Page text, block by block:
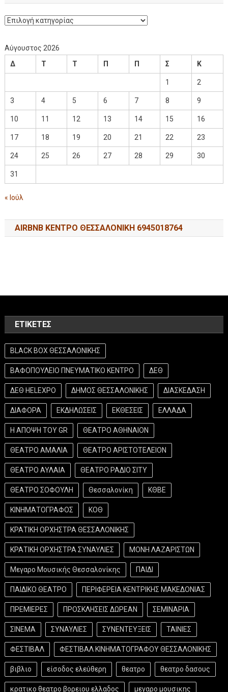
Αύγουστος 2026
Δ
Τ Τ Π Π Σ Κ
1 2
3 4 5 6 7 8 9
10 11 12 13 14 15 16
17 18 19 20 21 22 23
24 25 26 27 28 29 30
31
« Ιούλ
AIRBNB ΚΕΝΤΡΟ ΘΕΣΣΑΛΟΝΙΚΗ 6945018764
ΕΤΙΚΈΤΕΣ
BLACK BOX ΘΕΣΣΑΛΟΝΙΚΗΣ
ΒΑΦΟΠΟΥΛΕΙΟ ΠΝΕΥΜΑΤΙΚΟ ΚΕΝΤΡΟ ΔΕΘ
ΔΕΘ HELEXPO ΔΗΜΟΣ ΘΕΣΣΑΛΟΝΙΚΗΣ ΔΙΑΣΚΕΔΑΣΗ
ΔΙΑΦΟΡΑ ΕΚΔΗΛΩΣΕΙΣ ΕΚΘΕΣΕΙΣ ΕΛΛΑΔΑ
Η ΑΠΟΨΗ ΤΟΥ GR ΘΕΑΤΡΟ ΑΘΗΝΑΙΟΝ
ΘΕΑΤΡΟ ΑΜΑΛΙΑ ΘΕΑΤΡΟ ΑΡΙΣΤΟΤΕΛΕΙΟΝ
ΘΕΑΤΡΟ ΑΥΛΑΙΑ ΘΕΑΤΡΟ ΡΑΔΙΟ ΣΙΤΥ
ΘΕΑΤΡΟ ΣΟΦΟΥΛΗ Θεσσαλονίκη ΚΘΒΕ
ΚΙΝΗΜΑΤΟΓΡΑΦΟΣ ΚΟΘ
ΚΡΑΤΙΚΗ ΟΡΧΗΣΤΡΑ ΘΕΣΣΑΛΟΝΙΚΗΣ
ΚΡΑΤΙΚΗ ΟΡΧΗΣΤΡΑ ΣΥΝΑΥΛΙΕΣ ΜΟΝΗ ΛΑΖΑΡΙΣΤΩΝ
Μεγαρο Μουσικής Θεσσαλονίκης ΠΑΙΔΙ
ΠΑΙΔΙΚΟ ΘΕΑΤΡΟ ΠΕΡΙΦΕΡΕΙΑ ΚΕΝΤΡΙΚΗΣ ΜΑΚΕΔΟΝΙΑΣ
ΠΡΕΜΙΕΡΕΣ ΠΡΟΣΚΛΗΣΕΙΣ ΔΩΡΕΑΝ ΣΕΜΙΝΑΡΙΑ
ΣΙΝΕΜΑ ΣΥΝΑΥΛΙΕΣ ΣΥΝΕΝΤΕΥΞΕΙΣ ΤΑΙΝΙΕΣ
ΦΕΣΤΙΒΑΛ ΦΕΣΤΙΒΑΛ ΚΙΝΗΜΑΤΟΓΡΑΦΟΥ ΘΕΣΣΑΛΟΝΙΚΗΣ
βιβλιο είσοδος ελεύθερη θεατρο θεατρο δασους
κρατικο θεατρο βορειου ελλαδος μεγαρο μουσικης